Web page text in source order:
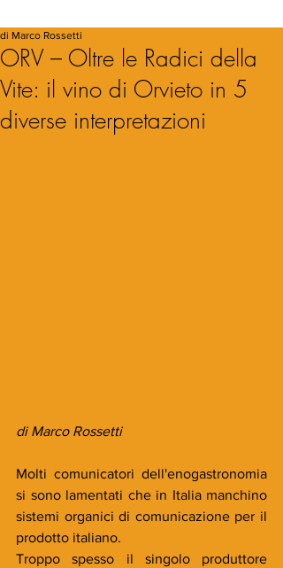
ORV – Oltre le Radici della
Vite: il vino di Orvieto in 5
diverse interpretazioni
di Marco Rossetti
di Marco Rossetti
Molti comunicatori dell'enogastronomia
si sono lamentati che in Italia manchino
sistemi organici di comunicazione per il
prodotto italiano.
Troppo spesso il singolo produttore